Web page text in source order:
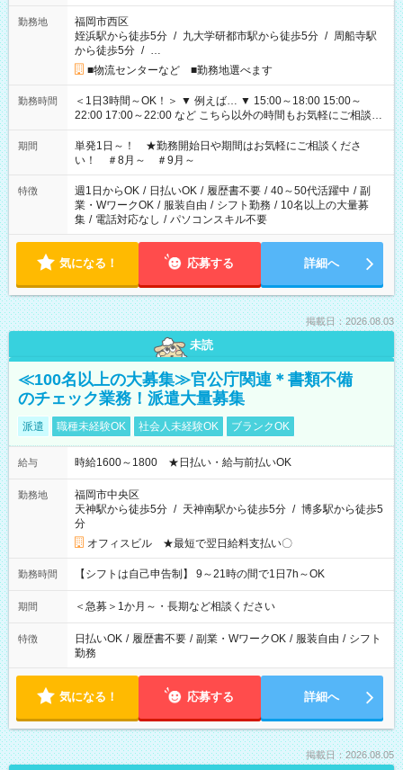
勤務地
福岡市西区
姪浜駅から徒歩5分 / 九大学研都市駅から徒歩5分 / 周船寺駅
から徒歩5分 / …
■物流センターなど ■勤務地選べます
勤務時間
＜1日3時間～OK！＞ ▼ 例えば… ▼ 15:00～18:00 15:00～
22:00 17:00～22:00 など こちら以外の時間もお気軽にご相談く
ださい！
期間
単発1日～！ ★勤務開始日や期間はお気軽にご相談くださ
い！ ＃8月～ ＃9月～
特徴 週1日からOK / 日払いOK / 履歴書不要 / 40～50代活躍中 / 副
業・WワークOK / 服装自由 / シフト勤務 / 10名以上の大量募
集 / 電話対応なし / パソコンスキル不要
気になる！ 応募する 詳細へ
掲載日：2026.08.03
未読
≪100名以上の大募集≫官公庁関連＊書類不備
のチェック業務！派遣大量募集
派遣 職種未経験OK 社会人未経験OK ブランクOK
給与 時給1600～1800 ★日払い・給与前払いOK
勤務地
福岡市中央区
天神駅から徒歩5分 / 天神南駅から徒歩5分 / 博多駅から徒歩5
分
オフィスビル ★最短で翌日給料支払い〇
勤務時間 【シフトは自己申告制】 9～21時の間で1日7h～OK
期間 ＜急募＞1か月～・長期など相談ください
特徴 日払いOK / 履歴書不要 / 副業・WワークOK / 服装自由 / シフト
勤務
気になる！ 応募する 詳細へ
掲載日：2026.08.05